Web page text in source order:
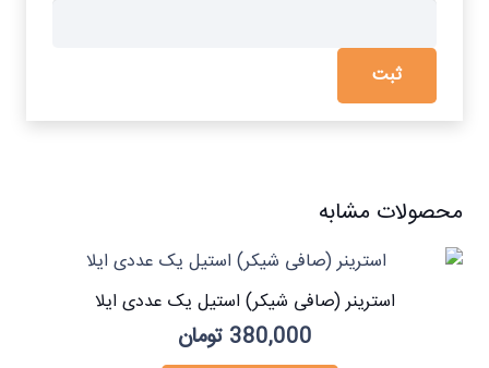
محصولات مشابه
استرینر (صافی شیکر) استیل یک عددی ایلا
380,000 تومان